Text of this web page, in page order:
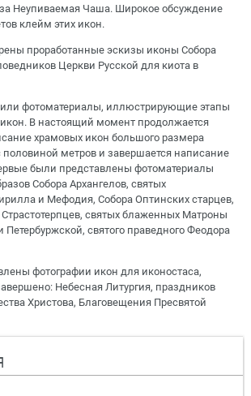
Неупиваемая Чаша. Широкое обсуждение
клейм этих икон.
проработанные эскизы иконы Собора
Церкви Русской для киота в
фотоматериалы, иллюстрирующие этапы
В настоящий момент продолжается
храмовых икон большого размера
половиной метров и завершается написание
были представлены фотоматериалы
Собора Архангелов, святых
и Мефодия, Собора Оптинских старцев,
святых блаженных Матроны
святого праведного Феодора
фотографии икон для иконостаса,
Небесная Литургия, праздников
Христова, Благовещения Пресвятой